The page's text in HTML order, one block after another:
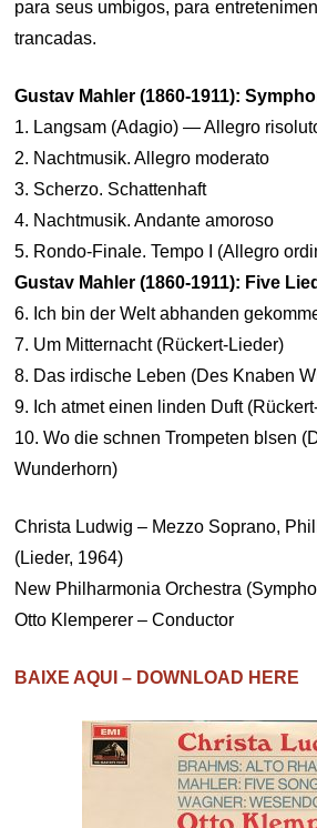
para seus umbigos, para
trancadas.
Gustav Mahler (1860-1911):
1. Langsam (Adagio) — Allegro
2. Nachtmusik. Allegro moderato
3. Scherzo. Schattenhaft
4. Nachtmusik. Andante amoroso
5. Rondo-Finale. Tempo I (Allegro
Gustav Mahler (1860-1911): Five
6. Ich bin der Welt abhanden
7. Um Mitternacht (Rückert-Lieder)
8. Das irdische Leben (Des Knaben
9. Ich atmet einen linden Duft
10. Wo die schnen Trompeten blsen
Wunderhorn)
Christa Ludwig – Mezzo Soprano,
(Lieder, 1964)
New Philharmonia Orchestra
Otto Klemperer – Conductor
BAIXE AQUI – DOWNLOAD HERE